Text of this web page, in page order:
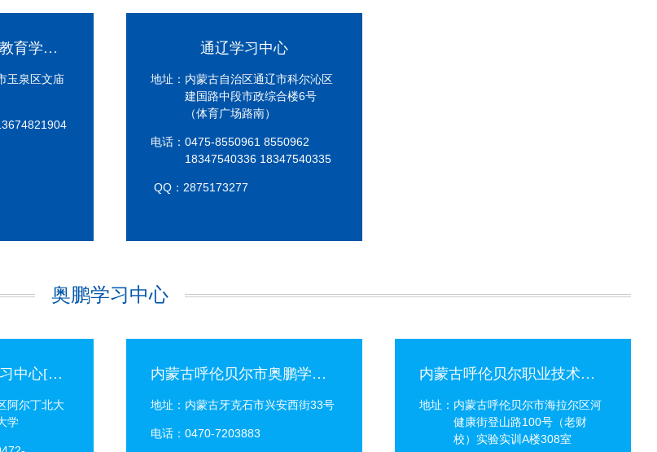
内蒙古远程与继续教育学院学习中心
玉泉区文庙
通辽学习中心
地址：内蒙古自治区通辽市科尔沁区
建国路中段市政综合楼6号
（体育广场路南）
电话：0475-8550961 8550962
18347540336 18347540335
QQ：2875173277
奥鹏学习中心
内蒙古包头奥鹏学习中心[5]VIP
阿尔丁北大
学
内蒙古呼伦贝尔市奥鹏学习中心[20]
地址：内蒙古牙克石市兴安西街33号
电话：0470-7203883
内蒙古呼伦贝尔职业技术学校奥鹏学习中心[14]
地址：内蒙古呼伦贝尔市海拉尔区河
健康街登山路100号（老财
校）实验实训A楼308室